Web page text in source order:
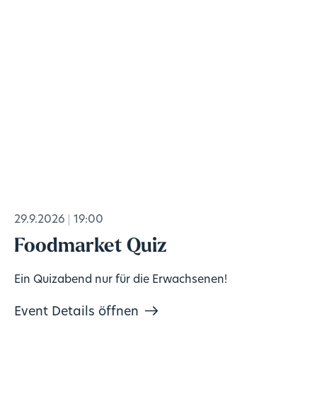
29.9.2026 19:00
Foodmarket Quiz
Ein Quizabend nur für die Erwachsenen!
Event Details öffnen